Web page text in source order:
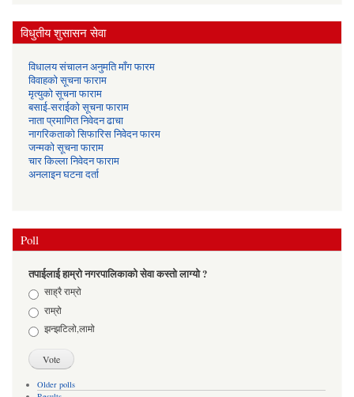
विधुतीय शुसासन सेवा
विधालय संचालन अनुमति माँग फारम
विवाहको सूचना फाराम
मृत्युको सूचना फाराम
बसाई-सराईको सूचना फाराम
नाता प्रमाणित निवेदन ढाचा
नागरिकताको सिफारिस निवेदन फारम
जन्मको सूचना फाराम
चार किल्ला निवेदन फाराम
अनलाइन घटना दर्ता
Poll
तपाईलाई हाम्रो नगरपालिकाको सेवा कस्तो लाग्यो ?
Choicesसाह्रै राम्रो
राम्रो
झन्झटिलो,लामो
Older polls